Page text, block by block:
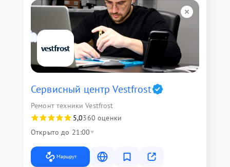
Сервисный центр Vestfrost
Ремонт техники Vestfrost
5,0360 оценки
Открыто до 21:00
Маршрут